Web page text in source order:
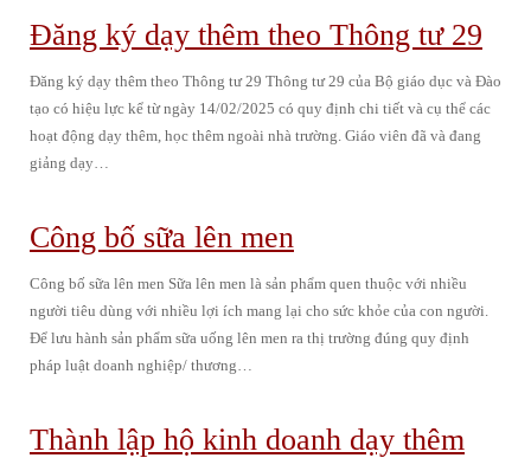
Đăng ký dạy thêm theo Thông tư 29
Đăng ký dạy thêm theo Thông tư 29 Thông tư 29 của Bộ giáo dục và Đào
tạo có hiệu lực kể từ ngày 14/02/2025 có quy định chi tiết và cụ thể các
hoạt động dạy thêm, học thêm ngoài nhà trường. Giáo viên đã và đang
giảng dạy…
Công bố sữa lên men
Công bố sữa lên men Sữa lên men là sản phẩm quen thuộc với nhiều
người tiêu dùng với nhiều lợi ích mang lại cho sức khỏe của con người.
Để lưu hành sản phẩm sữa uống lên men ra thị trường đúng quy định
pháp luật doanh nghiệp/ thương…
Thành lập hộ kinh doanh dạy thêm